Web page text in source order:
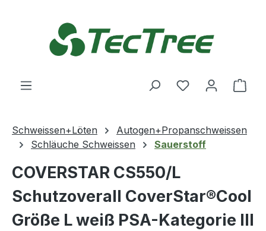
Du hast 0
Schweissen+Löten
Autogen+Propanschweissen
Schläuche Schweissen
Sauerstoff
COVERSTAR CS550/L
Schutzoverall CoverStar®Cool
Größe L weiß PSA-Kategorie III